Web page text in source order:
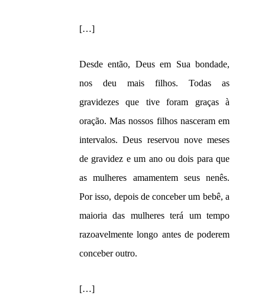
[…]
Desde então, Deus em Sua bondade,
nos deu mais filhos. Todas as
gravidezes que tive foram graças à
oração. Mas nossos filhos nasceram em
intervalos. Deus reservou nove meses
de gravidez e um ano ou dois para que
as mulheres amamentem seus nenês.
Por isso, depois de conceber um bebê, a
maioria das mulheres terá um tempo
razoavelmente longo antes de poderem
conceber outro.
[…]